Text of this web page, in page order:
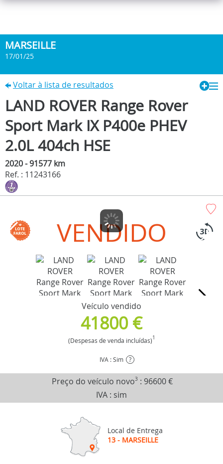
MARSEILLE
17/01/25
Voltar à lista de resultados
LAND ROVER Range Rover
Sport Mark IX P400e PHEV
2.0L 404ch HSE
2020 - 91577 km
Ref. : 11243166
VENDIDO
Veículo vendido
41800 €
(Despesas de venda incluídas)1
IVA : Sim ?
Preço do veículo novo3 : 96600 €
IVA : sim
Local de Entrega
13 - MARSEILLE